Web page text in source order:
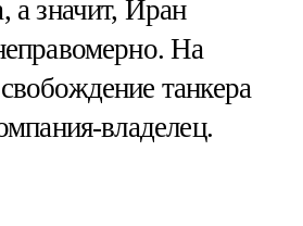
а значит, Иран
На
танкера
владелец.